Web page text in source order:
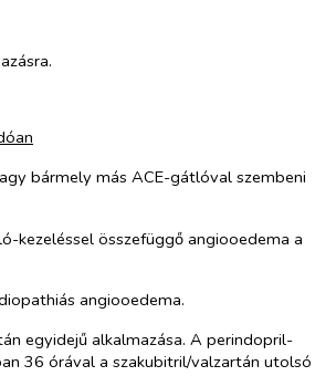
bármely más ACE-gátlóval szembeni
kezeléssel összefüggő angiooedema a
angiooedema.
egyidejű alkalmazása. A perindopril-
36 órával a szakubitril/valzartán utolsó